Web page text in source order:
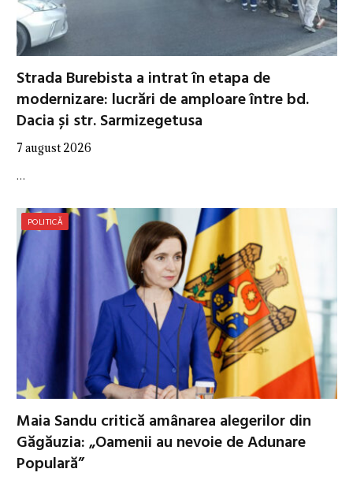
Strada Burebista a intrat în etapa de
modernizare: lucrări de amploare între bd.
Dacia și str. Sarmizegetusa
7 august 2026
…
POLITICĂ
Maia Sandu critică amânarea alegerilor din
Găgăuzia: „Oamenii au nevoie de Adunare
Populară”